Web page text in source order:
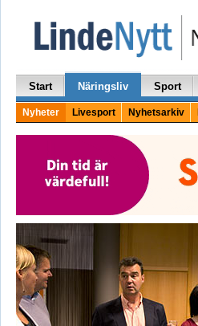
Start Näringsliv Sport
Nyheter Livesport Nyhetsarkiv